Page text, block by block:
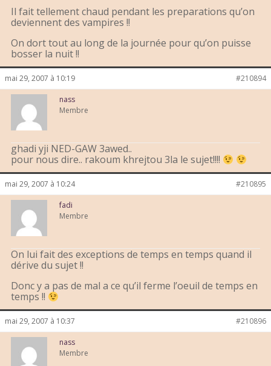
Il fait tellement chaud pendant les preparations qu’on
deviennent des vampires !!
On dort tout au long de la journée pour qu’on puisse
bosser la nuit !!
mai 29, 2007 à 10:19 #210894
nass
Membre
ghadi yji NED-GAW 3awed..
pour nous dire.. rakoum khrejtou 3la le sujet!!!!
mai 29, 2007 à 10:24 #210895
fadi
Membre
On lui fait des exceptions de temps en temps quand il
dérive du sujet !!
Donc y a pas de mal a ce qu’il ferme l’oeuil de temps en
temps !!
mai 29, 2007 à 10:37 #210896
nass
Membre